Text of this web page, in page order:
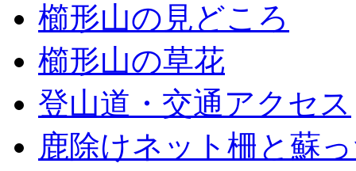
櫛形山の見どころ
櫛形山の草花
登山道・交通アクセス
鹿除けネット柵と蘇